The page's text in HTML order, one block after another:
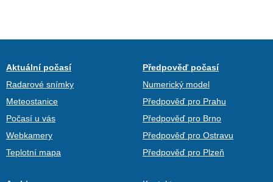
Aktuální počasí
Radarové snímky
Meteostanice
Počasí u vás
Webkamery
Teplotní mapa
Předpověď počasí
Numerický model
Předpověď pro Prahu
Předpověď pro Brno
Předpověď pro Ostravu
Předpověď pro Plzeň